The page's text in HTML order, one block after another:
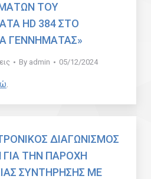
ΤΟΥ
HD 384 ΣΤΟ
ΓΕΝΝΗΜΑΤΑΣ»
By admin 05/12/2024
ΔΙΑΓΩΝΙΣΜΟΣ
ΤΗΝ ΠΑΡΟΧΗ
ΣΥΝΤΗΡΗΣΗΣ ΜΕ